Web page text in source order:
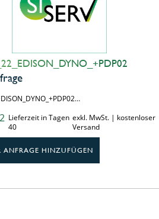
Lieferzeit in Tagen
40
exkl. MwSt. | kostenloser
Versand
ANFRAGE HINZUFÜGEN